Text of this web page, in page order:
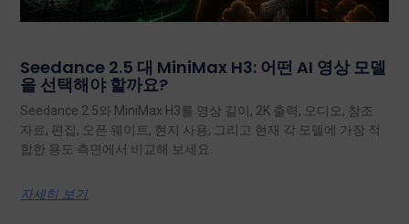
Seedance 2.5 대 MiniMax H3: 어떤 AI 영상 모델
을 선택해야 할까요?
Seedance 2.5와 MiniMax H3를 영상 길이, 2K 출력, 오디오, 참조
자료, 편집, 오픈 웨이트, 현지 사용, 그리고 현재 각 모델에 가장 적
합한 용도 측면에서 비교해 보세요.
자세히 보기